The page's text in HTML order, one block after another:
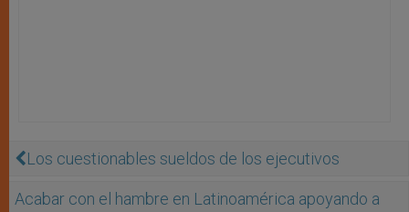
Los cuestionables sueldos de los ejecutivos
Acabar con el hambre en Latinoamérica apoyando a